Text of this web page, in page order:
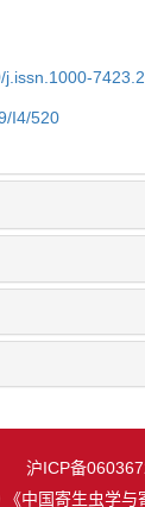
I4/520
沪ICP备
中国寄生虫学与